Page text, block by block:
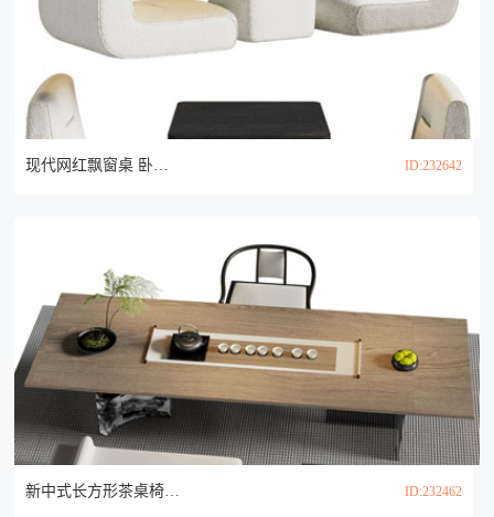
现代网红飘窗桌 卧室小茶几 阳台榻榻米矮桌3d模型 ID:232642
新中式长方形茶桌椅组合3d模型 ID:232462